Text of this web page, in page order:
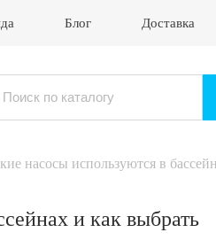
Блог Доставка
насосы используются в
и как выбрать